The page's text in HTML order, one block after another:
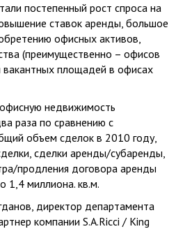
постепенный рост спроса на
ставок аренды, большое
офисных активов,
(преимущественно – офисов
вакантных площадей в офисах
недвижимость
раза по сравнению с
объем сделок в 2010 году,
сделки аренды/субаренды,
продления договора аренды
1,4 миллиона. кв.м.
директор департамента
компании S.A.Ricci / King